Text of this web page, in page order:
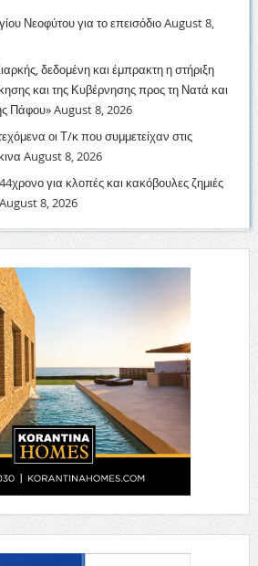
Νεοφύτου για το επεισόδιοAugust 8,
δεδομένη και έμπρακτη η στήριξη
και της Κυβέρνησης προς τη Νατά και
Πάφου»August 8, 2026
οι Τ/κ που συμμετείχαν στις
August 8, 2026
για κλοπές και κακόβουλες ζημιές
August 8, 2026